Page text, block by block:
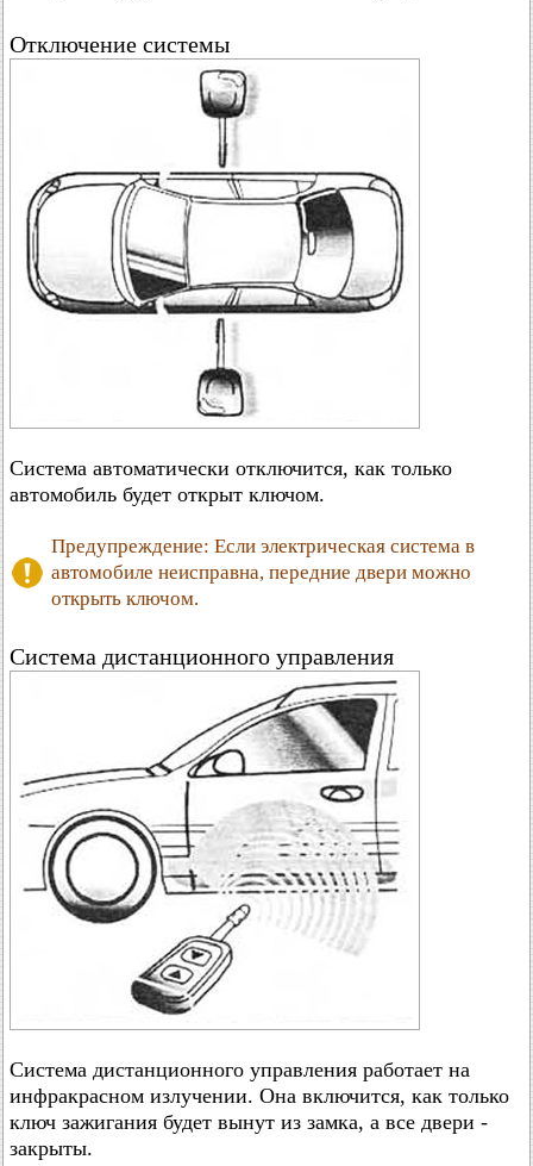
Отключение системы
Система автоматически отключится, как только
автомобиль будет открыт ключом.
Предупреждение: Если электрическая система в
автомобиле неисправна, передние двери можно
открыть ключом.
Система дистанционного управления
Система дистанционного управления работает на
инфракрасном излучении. Она включится, как только
ключ зажигания будет вынут из замка, а все двери -
закрыты.